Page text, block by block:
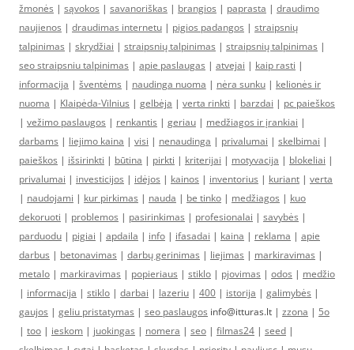
žmonės | sąvokos | savanoriškas | brangios | paprasta | draudimo
naujienos | draudimas internetu | pigios padangos | straipsnių
talpinimas | skrydžiai | straipsnių talpinimas | straipsnių talpinimas |
seo straipsniu talpinimas | apie paslaugas | atvejai | kaip rasti |
informacija | šventėms | naudinga nuoma | nėra sunku | kelionės ir
nuoma | Klaipėda-Vilnius | gelbėja | verta rinkti | barzdai | pc paieškos
| vežimo paslaugos | renkantis | geriau | medžiagos ir įrankiai |
darbams | liejimo kaina | visi | nenaudinga | privalumai | skelbimai |
paieškos | išsirinkti | būtina | pirkti | kriterijai | motyvacija | blokeliai |
privalumai | investicijos | idėjos | kainos | inventorius | kuriant | verta
| naudojami | kur pirkimas | nauda | be tinko | medžiagos | kuo
dekoruoti | problemos | pasirinkimas | profesionalai | savybės |
parduodu | pigiai | apdaila | info | ifasadai | kaina | reklama | apie
darbus | betonavimas | darbų gerinimas | liejimas | markiravimas |
metalo | markiravimas | popieriaus | stiklo | pjovimas | odos | medžio
| informacija | stiklo | darbai | lazeriu | 400 | istorija | galimybės |
gaujos | geliu pristatymas | seo paslaugos info@itturas.lt | zzona | 5o
| too | ieskom | juokingas | nomera | seo | filmas24 | seed |